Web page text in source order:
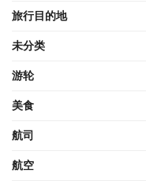
旅行目的地
未分类
游轮
美食
航司
航空